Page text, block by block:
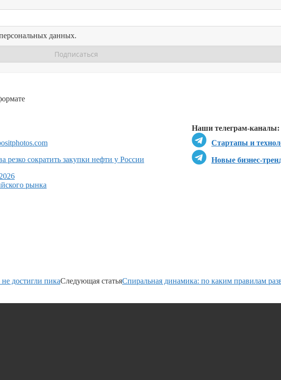
данных.
Наши телеграм-каналы:
Стартапы и
Новые бизнес-
резко сократить закупки нефти у России
рынка
достигли пикаСледующая статьяСпиральная динамика: по каким правилам